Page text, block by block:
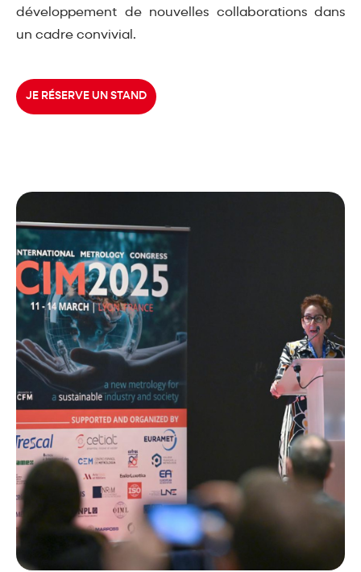
développement de nouvelles collaborations dans
un cadre convivial.
JE RÉSERVE UN STAND